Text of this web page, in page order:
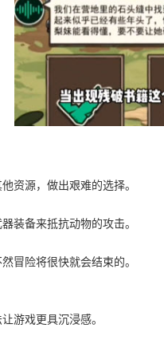
资源，做出艰难的选择。
装备来抵抗动物的攻击。
冒险将很快就会结束的。
游戏更具沉浸感。